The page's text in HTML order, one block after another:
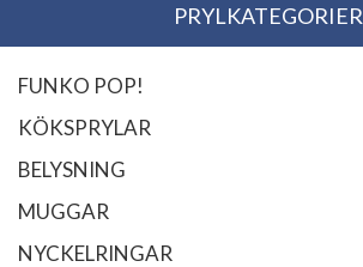
PRYLKATEGORIER
FUNKO POP!
KÖKSPRYLAR
BELYSNING
MUGGAR
NYCKELRINGAR